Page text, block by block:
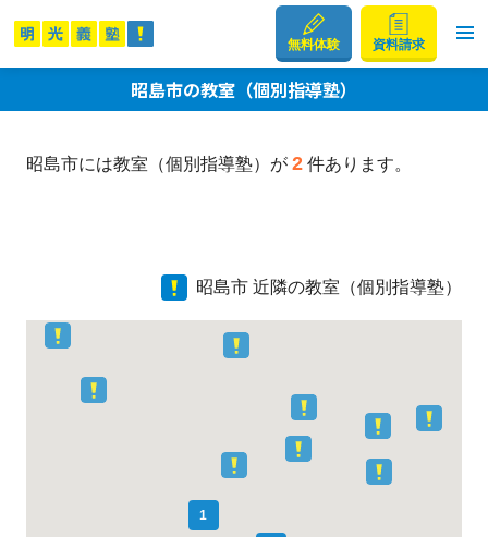
無料体験 資料請求
昭島市の教室（個別指導塾）
昭島市には教室（個別指導塾）が 2件あります。
昭島市 近隣の教室（個別指導塾）
1